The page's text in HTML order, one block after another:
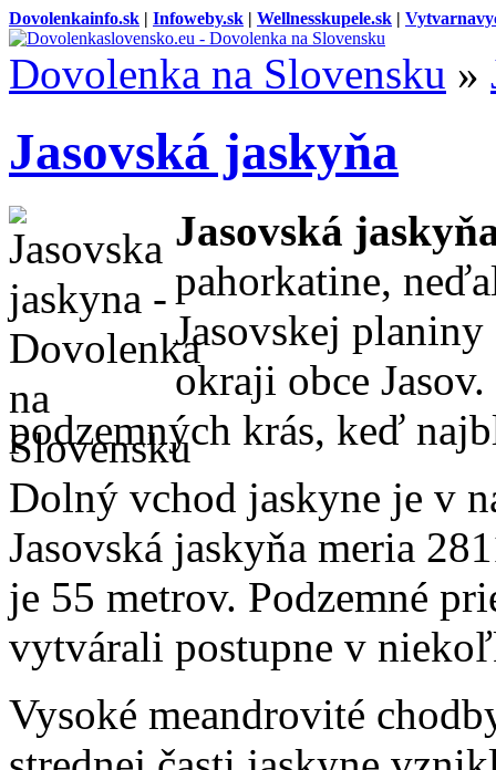
Dovolenkainfo.sk | Infoweby.sk | Wellnesskupele.sk |
Dovolenka na Slovensku »
Jasovská jaskyňa
Jasovská
pahorkatine,
Jasovskej planiny
okraji obce
podzemných krás, keď
Dolný vchod jaskyne je v
Jasovská jaskyňa meria
je 55 metrov. Podzemné
vytvárali postupne v
Vysoké meandrovité